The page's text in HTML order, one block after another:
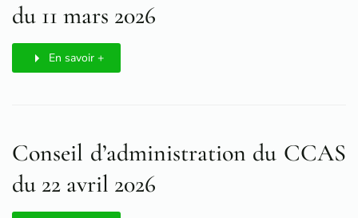
du 11 mars 2026
En savoir +
Conseil d’administration du CCAS
du 22 avril 2026